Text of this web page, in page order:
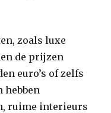
zoals luxe
de prijzen
euro’s of zelfs
hebben
ruime interieurs